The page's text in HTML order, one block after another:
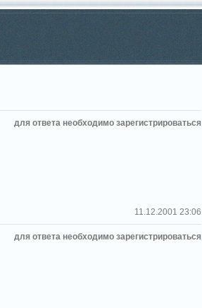
для ответа необходимо зарегистрироваться
11.12.2001 23:06
для ответа необходимо зарегистрироваться